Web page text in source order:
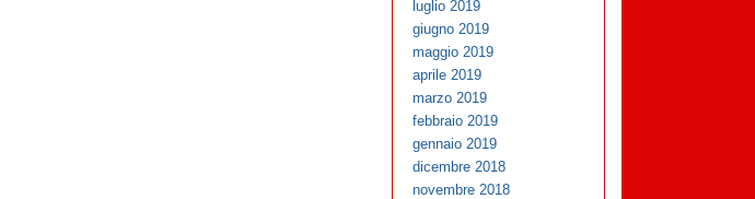
luglio 2019
giugno 2019
maggio 2019
aprile 2019
marzo 2019
febbraio 2019
gennaio 2019
dicembre 2018
novembre 2018